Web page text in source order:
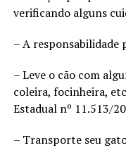
verificando alguns
– A
– Leve o cão com
coleira, focinheira,
Estadual nº 11.513/
– Transporte seu